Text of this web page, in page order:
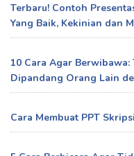
Terbaru! Contoh
Yang Baik, Kekinian dan
10 Cara Agar
Dipandang Orang Lain
Cara Membuat PPT